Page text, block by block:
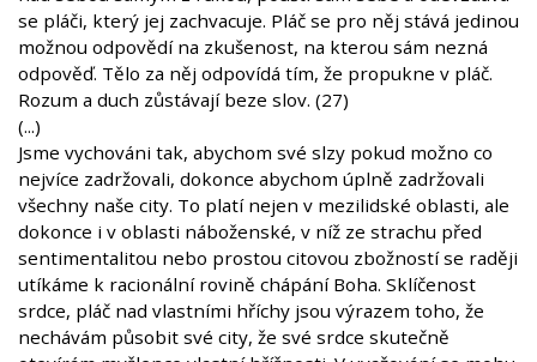
se pláči, který jej zachvacuje. Pláč se pro něj stává jedinou
možnou odpovědí na zkušenost, na kterou sám nezná
odpověď. Tělo za něj odpovídá tím, že propukne v pláč.
Rozum a duch zůstávají beze slov. (27)
(...)
Jsme vychováni tak, abychom své slzy pokud možno co
nejvíce zadržovali, dokonce abychom úplně zadržovali
všechny naše city. To platí nejen v mezilidské oblasti, ale
dokonce i v oblasti náboženské, v níž ze strachu před
sentimentalitou nebo prostou citovou zbožností se raději
utíkáme k racionální rovině chápání Boha. Sklíčenost
srdce, pláč nad vlastními hříchy jsou výrazem toho, že
nechávám působit své city, že své srdce skutečně